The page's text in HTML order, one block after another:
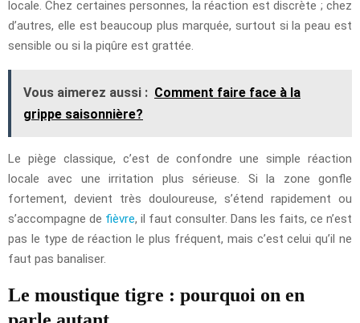
locale. Chez certaines personnes, la réaction est discrète ; chez
d’autres, elle est beaucoup plus marquée, surtout si la peau est
sensible ou si la piqûre est grattée.
Vous aimerez aussi : Comment faire face à la
grippe saisonnière?
Le piège classique, c’est de confondre une simple réaction
locale avec une irritation plus sérieuse. Si la zone gonfle
fortement, devient très douloureuse, s’étend rapidement ou
s’accompagne de fièvre, il faut consulter. Dans les faits, ce n’est
pas le type de réaction le plus fréquent, mais c’est celui qu’il ne
faut pas banaliser.
Le moustique tigre : pourquoi on en